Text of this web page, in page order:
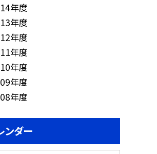
年度
年度
年度
年度
年度
年度
年度
ンダー